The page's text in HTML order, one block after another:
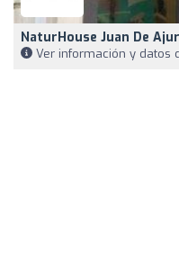
NaturHouse Juan De
Ver información y datos